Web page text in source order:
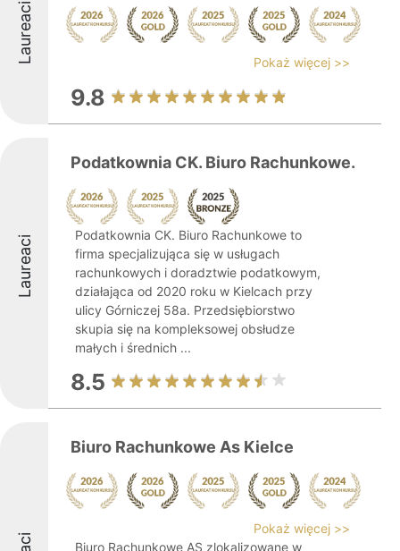
Laureaci Pokaż więcej >>
9.8
Laureaci
Podatkownia CK. Biuro Rachunkowe.
Podatkownia CK. Biuro Rachunkowe to
firma specjalizująca się w usługach
rachunkowych i doradztwie podatkowym,
działająca od 2020 roku w Kielcach przy
ulicy Górniczej 58a. Przedsiębiorstwo
skupia się na kompleksowej obsłudze
małych i średnich ...
8.5
Biuro Rachunkowe As Kielce
Pokaż więcej >>
Biuro Rachunkowe AS zlokalizowane w